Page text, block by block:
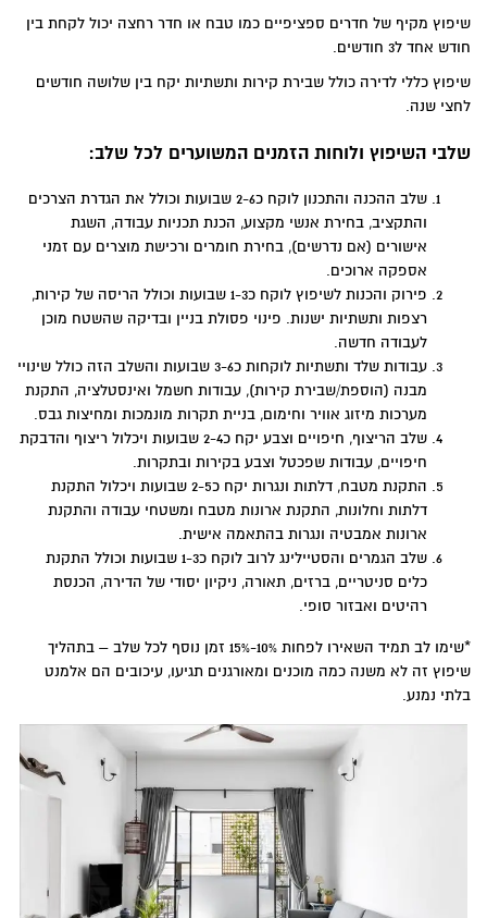
שיפוץ מקיף של חדרים ספציפיים כמו טבח או חדר רחצה יכול לקחת בין
חודש אחד ל3 חודשים.
שיפוץ כללי לדירה כולל שבירת קירות ותשתיות יקח בין שלושה חודשים
לחצי שנה.
שלבי השיפוץ ולוחות הזמנים המשוערים לכל שלב:
שלב ההכנה והתכנון לוקח כ2-6 שבועות וכולל את הגדרת הצרכים
והתקציב, בחירת אנשי מקצוע, הכנת תכניות עבודה, השגת
אישורים (אם נדרשים), בחירת חומרים ורכישת מוצרים עם זמני
אספקה ארוכים.
פירוק והכנות לשיפוץ לוקח כ1-3 שבועות וכולל הריסה של קירות,
רצפות ותשתיות ישנות. פינוי פסולת בניין ובדיקה שהשטח מוכן
לעבודה חדשה.
עבודות שלד ותשתיות לוקחות כ3-6 שבועות והשלב הזה כולל שינויי
מבנה (הוספת/שבירת קירות), עבודות חשמל ואינסטלציה, התקנת
מערכות מיזוג אוויר וחימום, בניית תקרות מונמכות ומחיצות גבס.
שלב הריצוף, חיפויים וצבע יקח כ2-4 שבועות ויכלול ריצוף והדבקת
חיפויים, עבודות שפכטל וצבע בקירות ובתקרות.
התקנת מטבח, דלתות ונגרות יקח כ2-5 שבועות ויכלול התקנת
דלתות וחלונות, התקנת ארונות מטבח ומשטחי עבודה והתקנת
ארונות אמבטיה ונגרות בהתאמה אישית.
שלב הגמרים והסטיילינג לרוב לוקח כ1-3 שבועות וכולל התקנת
כלים סניטריים, ברזים, תאורה, ניקיון יסודי של הדירה, הכנסת
רהיטים ואבזור סופי.
*שימו לב תמיד השאירו לפחות 10%-15% זמן נוסף לכל שלב – בתהליך
שיפוץ זה לא משנה כמה מוכנים ומאורגנים תגיעו, עיכובים הם אלמנט
בלתי נמנע.